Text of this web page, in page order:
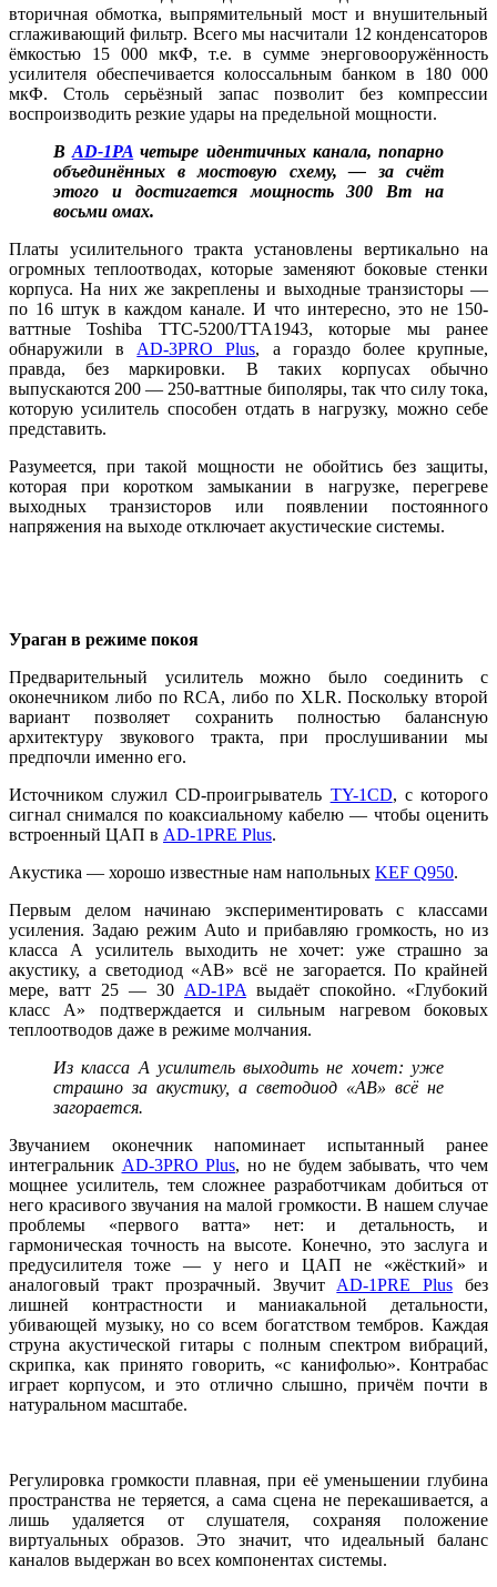
вторичная обмотка, выпрямительный мост и внушительный
сглаживающий фильтр. Всего мы насчитали 12 конденсаторов
ёмкостью 15 000 мкФ, т.е. в сумме энерговооружённость
усилителя обеспечивается колоссальным банком в 180 000
мкФ. Столь серьёзный запас позволит без компрессии
воспроизводить резкие удары на предельной мощности.
ВAD-1PA четыре идентичных канала, попарно
объединённых в мостовую схему, — за счёт
этого и достигается мощность 300 Вт на
восьми омах.
Платы усилительного тракта установлены вертикально на
огромных теплоотводах, которые заменяют боковые стенки
корпуса. На них же закреплены и выходные транзисторы —
по 16 штук в каждом канале. И что интересно, это не 150-
ваттные Toshiba TTC-5200/TTA1943, которые мы ранее
обнаружили в AD-3PRO Plus, а гораздо более крупные,
правда, без маркировки. В таких корпусах обычно
выпускаются 200 — 250-ваттные биполяры, так что силу тока,
которую усилитель способен отдать в нагрузку, можно себе
представить.
Разумеется, при такой мощности не обойтись без защиты,
которая при коротком замыкании в нагрузке, перегреве
выходных транзисторов или появлении постоянного
напряжения на выходе отключает акустические системы.
Ураган в режиме покоя
Предварительный усилитель можно было соединить с
оконечником либо по RCA, либо по XLR. Поскольку второй
вариант позволяет сохранить полностью балансную
архитектуру звукового тракта, при прослушивании мы
предпочли именно его.
Источником служил CD-проигрыватель TY-1CD, с которого
сигнал снимался по коаксиальному кабелю — чтобы оценить
встроенный ЦАП в AD-1PRE Plus.
Акустика — хорошо известные нам напольных KEF Q950.
Первым делом начинаю экспериментировать с классами
усиления. Задаю режим Auto и прибавляю громкость, но из
класса А усилитель выходить не хочет: уже страшно за
акустику, а светодиод «АВ» всё не загорается. По крайней
мере, ватт 25 — 30 AD-1PA выдаёт спокойно. «Глубокий
класс А» подтверждается и сильным нагревом боковых
теплоотводов даже в режиме молчания.
Из класса А усилитель выходить не хочет: уже
страшно за акустику, а светодиод «АВ» всё не
загорается.
Звучанием оконечник напоминает испытанный ранее
интегральник AD-3PRO Plus, но не будем забывать, что чем
мощнее усилитель, тем сложнее разработчикам добиться от
него красивого звучания на малой громкости. В нашем случае
проблемы «первого ватта» нет: и детальность, и
гармоническая точность на высоте. Конечно, это заслуга и
предусилителя тоже — у него и ЦАП не «жёсткий» и
аналоговый тракт прозрачный. Звучит AD-1PRE Plus без
лишней контрастности и маниакальной детальности,
убивающей музыку, но со всем богатством тембров. Каждая
струна акустической гитары с полным спектром вибраций,
скрипка, как принято говорить, «с канифолью». Контрабас
играет корпусом, и это отлично слышно, причём почти в
натуральном масштабе.
Регулировка громкости плавная, при её уменьшении глубина
пространства не теряется, а сама сцена не перекашивается, а
лишь удаляется от слушателя, сохраняя положение
виртуальных образов. Это значит, что идеальный баланс
каналов выдержан во всех компонентах системы.